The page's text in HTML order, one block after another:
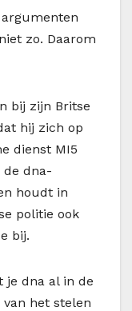
argumenten
zo. Daarom
bij zijn Britse
hij zich op
dienst MI5
de dna-
houdt in
politie ook
bij.
je dna al in de
het stelen